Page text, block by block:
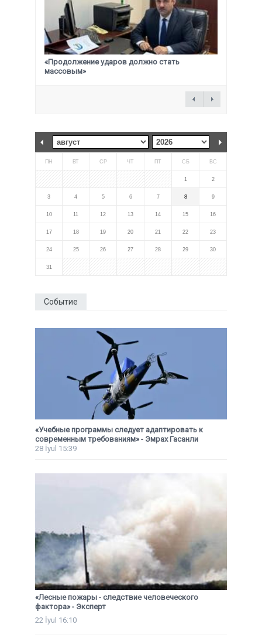
«Продолжение ударов должно стать
массовым»
ПН ВТ СР ЧТ ПТ СБ ВС
1 2
3 4 5 6 7 8 9
10 11 12 13 14 15 16
17 18 19 20 21 22 23
24 25 26 27 28 29 30
31
Событие
«Учебные программы следует адаптировать к
современным требованиям» - Эмрах Гасанли
28 İyul 15:39
«Лесные пожары - следствие человеческого
фактора» - Эксперт
22 İyul 16:10